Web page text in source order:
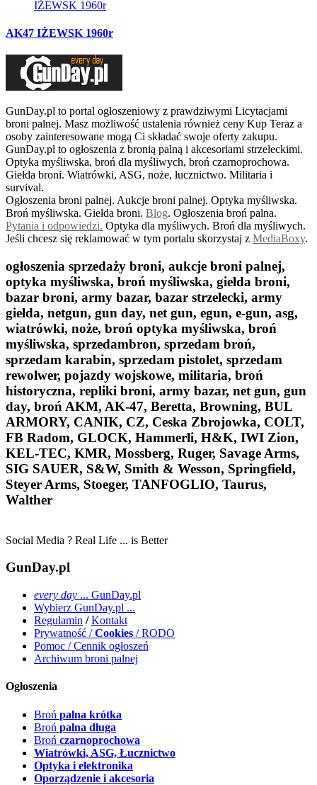
AK47 IŻEWSK 1960r
GunDay.pl to portal ogłoszeniowy z prawdziwymi Licytacjami
broni palnej. Masz możliwość ustalenia również ceny Kup Teraz a
osoby zainteresowane mogą Ci składać swoje oferty zakupu.
GunDay.pl to ogłoszenia z bronią palną i akcesoriami strzeleckimi.
Optyka myśliwska, broń dla myśliwych, broń czarnoprochowa.
Giełda broni. Wiatrówki, ASG, noże, łucznictwo. Militaria i
survival.
Ogłoszenia broni palnej. Aukcje broni palnej. Optyka myśliwska.
Broń myśliwska. Giełda broni. Blog. Ogłoszenia broń palna.
Pytania i odpowiedzi. Optyka dla myśliwych. Broń dla myśliwych.
Jeśli chcesz się reklamować w tym portalu skorzystaj z MediaBoxy.
ogłoszenia sprzedaży broni, aukcje broni palnej,
optyka myśliwska, broń myśliwska, giełda broni,
bazar broni, army bazar, bazar strzelecki, army
giełda, netgun, gun day, net gun, egun, e-gun, asg,
wiatrówki, noże, broń optyka myśliwska, broń
myśliwska, sprzedambron, sprzedam broń,
sprzedam karabin, sprzedam pistolet, sprzedam
rewolwer, pojazdy wojskowe, militaria, broń
historyczna, repliki broni, army bazar, net gun, gun
day, broń AKM, AK-47, Beretta, Browning, BUL
ARMORY, CANIK, CZ, Ceska Zbrojowka, COLT,
FB Radom, GLOCK, Hammerli, H&K, IWI Zion,
KEL-TEC, KMR, Mossberg, Ruger, Savage Arms,
SIG SAUER, S&W, Smith & Wesson, Springfield,
Steyer Arms, Stoeger, TANFOGLIO, Taurus,
Walther
Social Media ? Real Life ... is Better
GunDay.pl
every day ... GunDay.pl
Wybierz GunDay.pl ...
Regulamin / Kontakt
Prywatność /Cookies / RODO
Pomoc / Cennik ogłoszeń
Archiwum broni palnej
Ogłoszenia
Broń palna krótka
Broń palna długa
Broń czarnoprochowa
Wiatrówki, ASG, Łucznictwo
Optyka i elektronika
Oporządzenie i akcesoria